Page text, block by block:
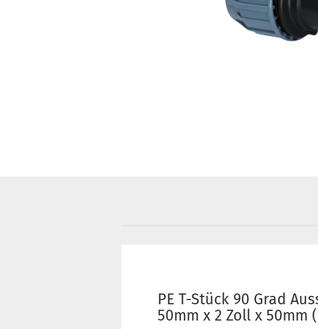
PE T-Stück 90 Grad
50mm x 2 Zoll x 50mm